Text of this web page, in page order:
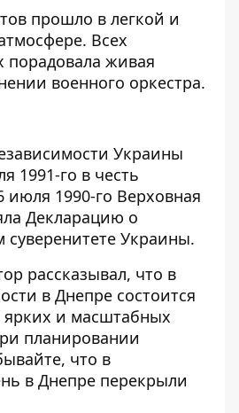
прошло в легкой и
Всех
порадовала живая
военного оркестра.
Украины
1991-го в честь
1990-го Верховная
Декларацию о
суверенитете Украины.
рассказывал, что в
в Днепре состоится
ярких и масштабных
планировании
что в
в Днепре перекрыли